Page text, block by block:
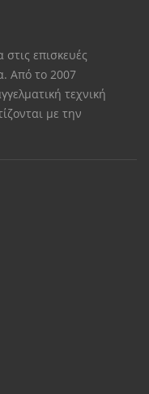
επισκευές
Από το 2007
τεχνική
με την